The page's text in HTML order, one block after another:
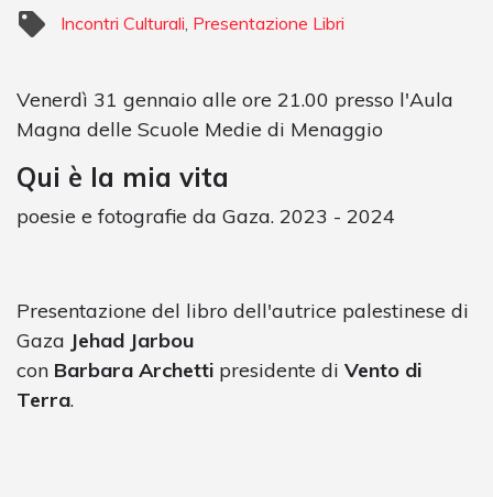
Incontri Culturali Presentazione Libri
Venerdì 31 gennaio alle ore 21.00 presso l'Aula
Magna delle Scuole Medie di Menaggio
Qui è la mia vita
poesie e fotografie da Gaza. 2023 - 2024
Presentazione del libro dell'autrice palestinese di
Gaza Jehad Jarbou
con Barbara Archetti presidente di Vento di
Terra.